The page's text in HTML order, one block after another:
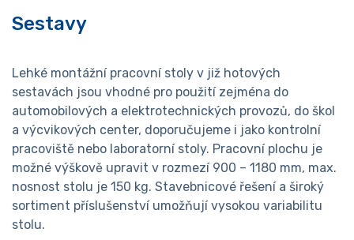
Sestavy
Lehké montážní pracovní stoly v již hotových
sestavách jsou vhodné pro použití zejména do
automobilových a elektrotechnických provozů, do škol
a výcvikových center, doporučujeme i jako kontrolní
pracoviště nebo laboratorní stoly. Pracovní plochu je
možné výškově upravit v rozmezí 900 – 1180 mm, max.
nosnost stolu je 150 kg. Stavebnicové řešení a široký
sortiment příslušenství umožňují vysokou variabilitu
stolu.